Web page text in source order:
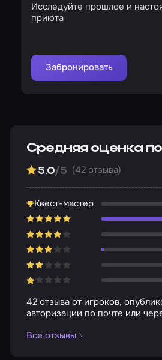
Исследуйте прошлое и
приюта
Забронировать
Средняя оценка
5.0/5 (42 отзыва)
Квест-мастер
42 отзыва от игроков,
авторизации по почте или
Все отзывы